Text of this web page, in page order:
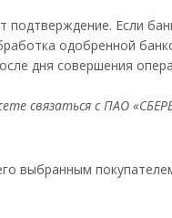
Если
одобренной
дня совершения
связаться с ПАО
выбранным